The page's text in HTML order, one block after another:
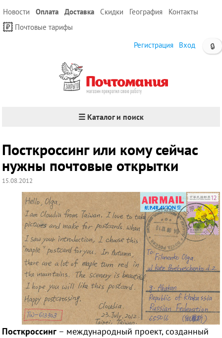
Новости Оплата Доставка Скидки География
Контакты
Почтовые тарифы
🔒
Регистрация Вход
☰ Каталог и поиск
Посткроссинг или кому сейчас
нужны почтовые открытки
15.08.2012
Посткроссинг – международный проект, созданный